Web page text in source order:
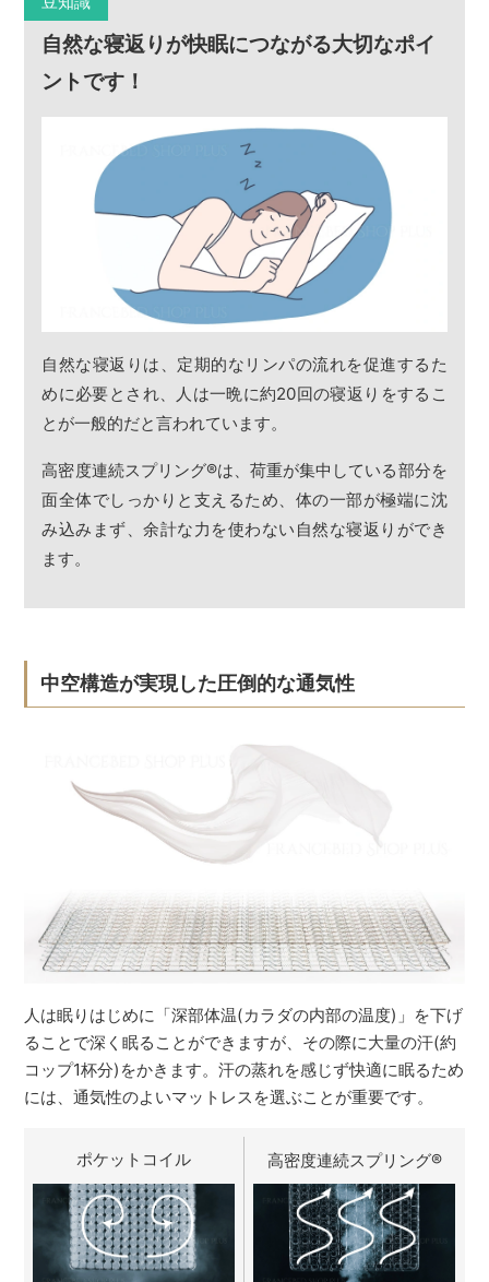
自然な寝返りが快眠につながる大切なポイ
ントです！
自然な寝返りは、定期的なリンパの流れを促進するた
めに必要とされ、人は一晩に約20回の寝返りをするこ
とが一般的だと言われています。
高密度連続スプリング®は、荷重が集中している部分を
面全体でしっかりと支えるため、体の一部が極端に沈
み込みまず、余計な力を使わない自然な寝返りができ
ます。
中空構造が実現した圧倒的な通気性
人は眠りはじめに「深部体温(カラダの内部の温度)」を下げ
ることで深く眠ることができますが、その際に大量の汗(約
コップ1杯分)をかきます。汗の蒸れを感じず快適に眠るため
には、通気性のよいマットレスを選ぶことが重要です。
ポケットコイル 高密度連続スプリング®